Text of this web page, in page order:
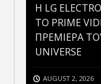
H LG
ΤΟ PRIME
ΠΡΕΜΙΕΡΑ
UNIVERSE
AUGUST 2, 2026